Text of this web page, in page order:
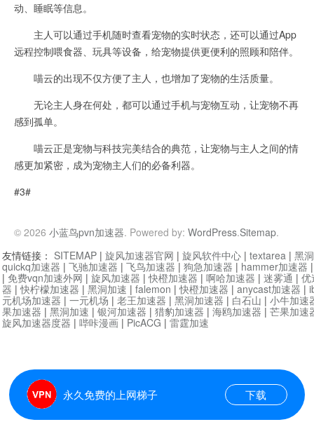
动、睡眠等信息。
主人可以通过手机随时查看宠物的实时状态，还可以通过App
远程控制喂食器、玩具等设备，给宠物提供更便利的照顾和陪伴。
喵云的出现不仅方便了主人，也增加了宠物的生活质量。
无论主人身在何处，都可以通过手机与宠物互动，让宠物不再
感到孤单。
喵云正是宠物与科技完美结合的典范，让宠物与主人之间的情
感更加紧密，成为宠物主人们的必备利器。
#3#
© 2026 小蓝鸟pvn加速器. Powered by: WordPress.Sitemap.
永久免费的上网梯子 下载
友情链接： SITEMAP | 旋风加速器官网 | 旋风软件中心 | textarea | 黑
quickq加速器 | 飞驰加速器 | 飞鸟加速器 | 狗急加速器 | hammer加速器
| 免费vqn加速外网 | 旋风加速器 |快橙加速器 | 啊哈加速器 | 迷雾通 | 优
器 |快柠檬加速器 | 黑洞加速 | falemon |快橙加速器 | anycast加速器 |
元机场加速器 | 一元机场 | 老王加速器 | 黑洞加速器 | 白石山 | 小牛加速
果加速器 | 黑洞加速 | 银河加速器 | 猎豹加速器 | 海鸥加速器 | 芒果加速
旋风加速器度器 | 哔咔漫画 | PicACG | 雷霆加速